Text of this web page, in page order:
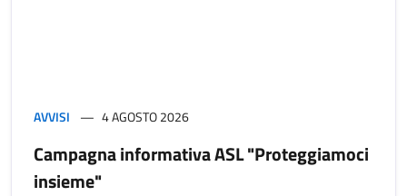
AVVISI 4 AGOSTO 2026
Campagna informativa ASL "Proteggiamoci
insieme"